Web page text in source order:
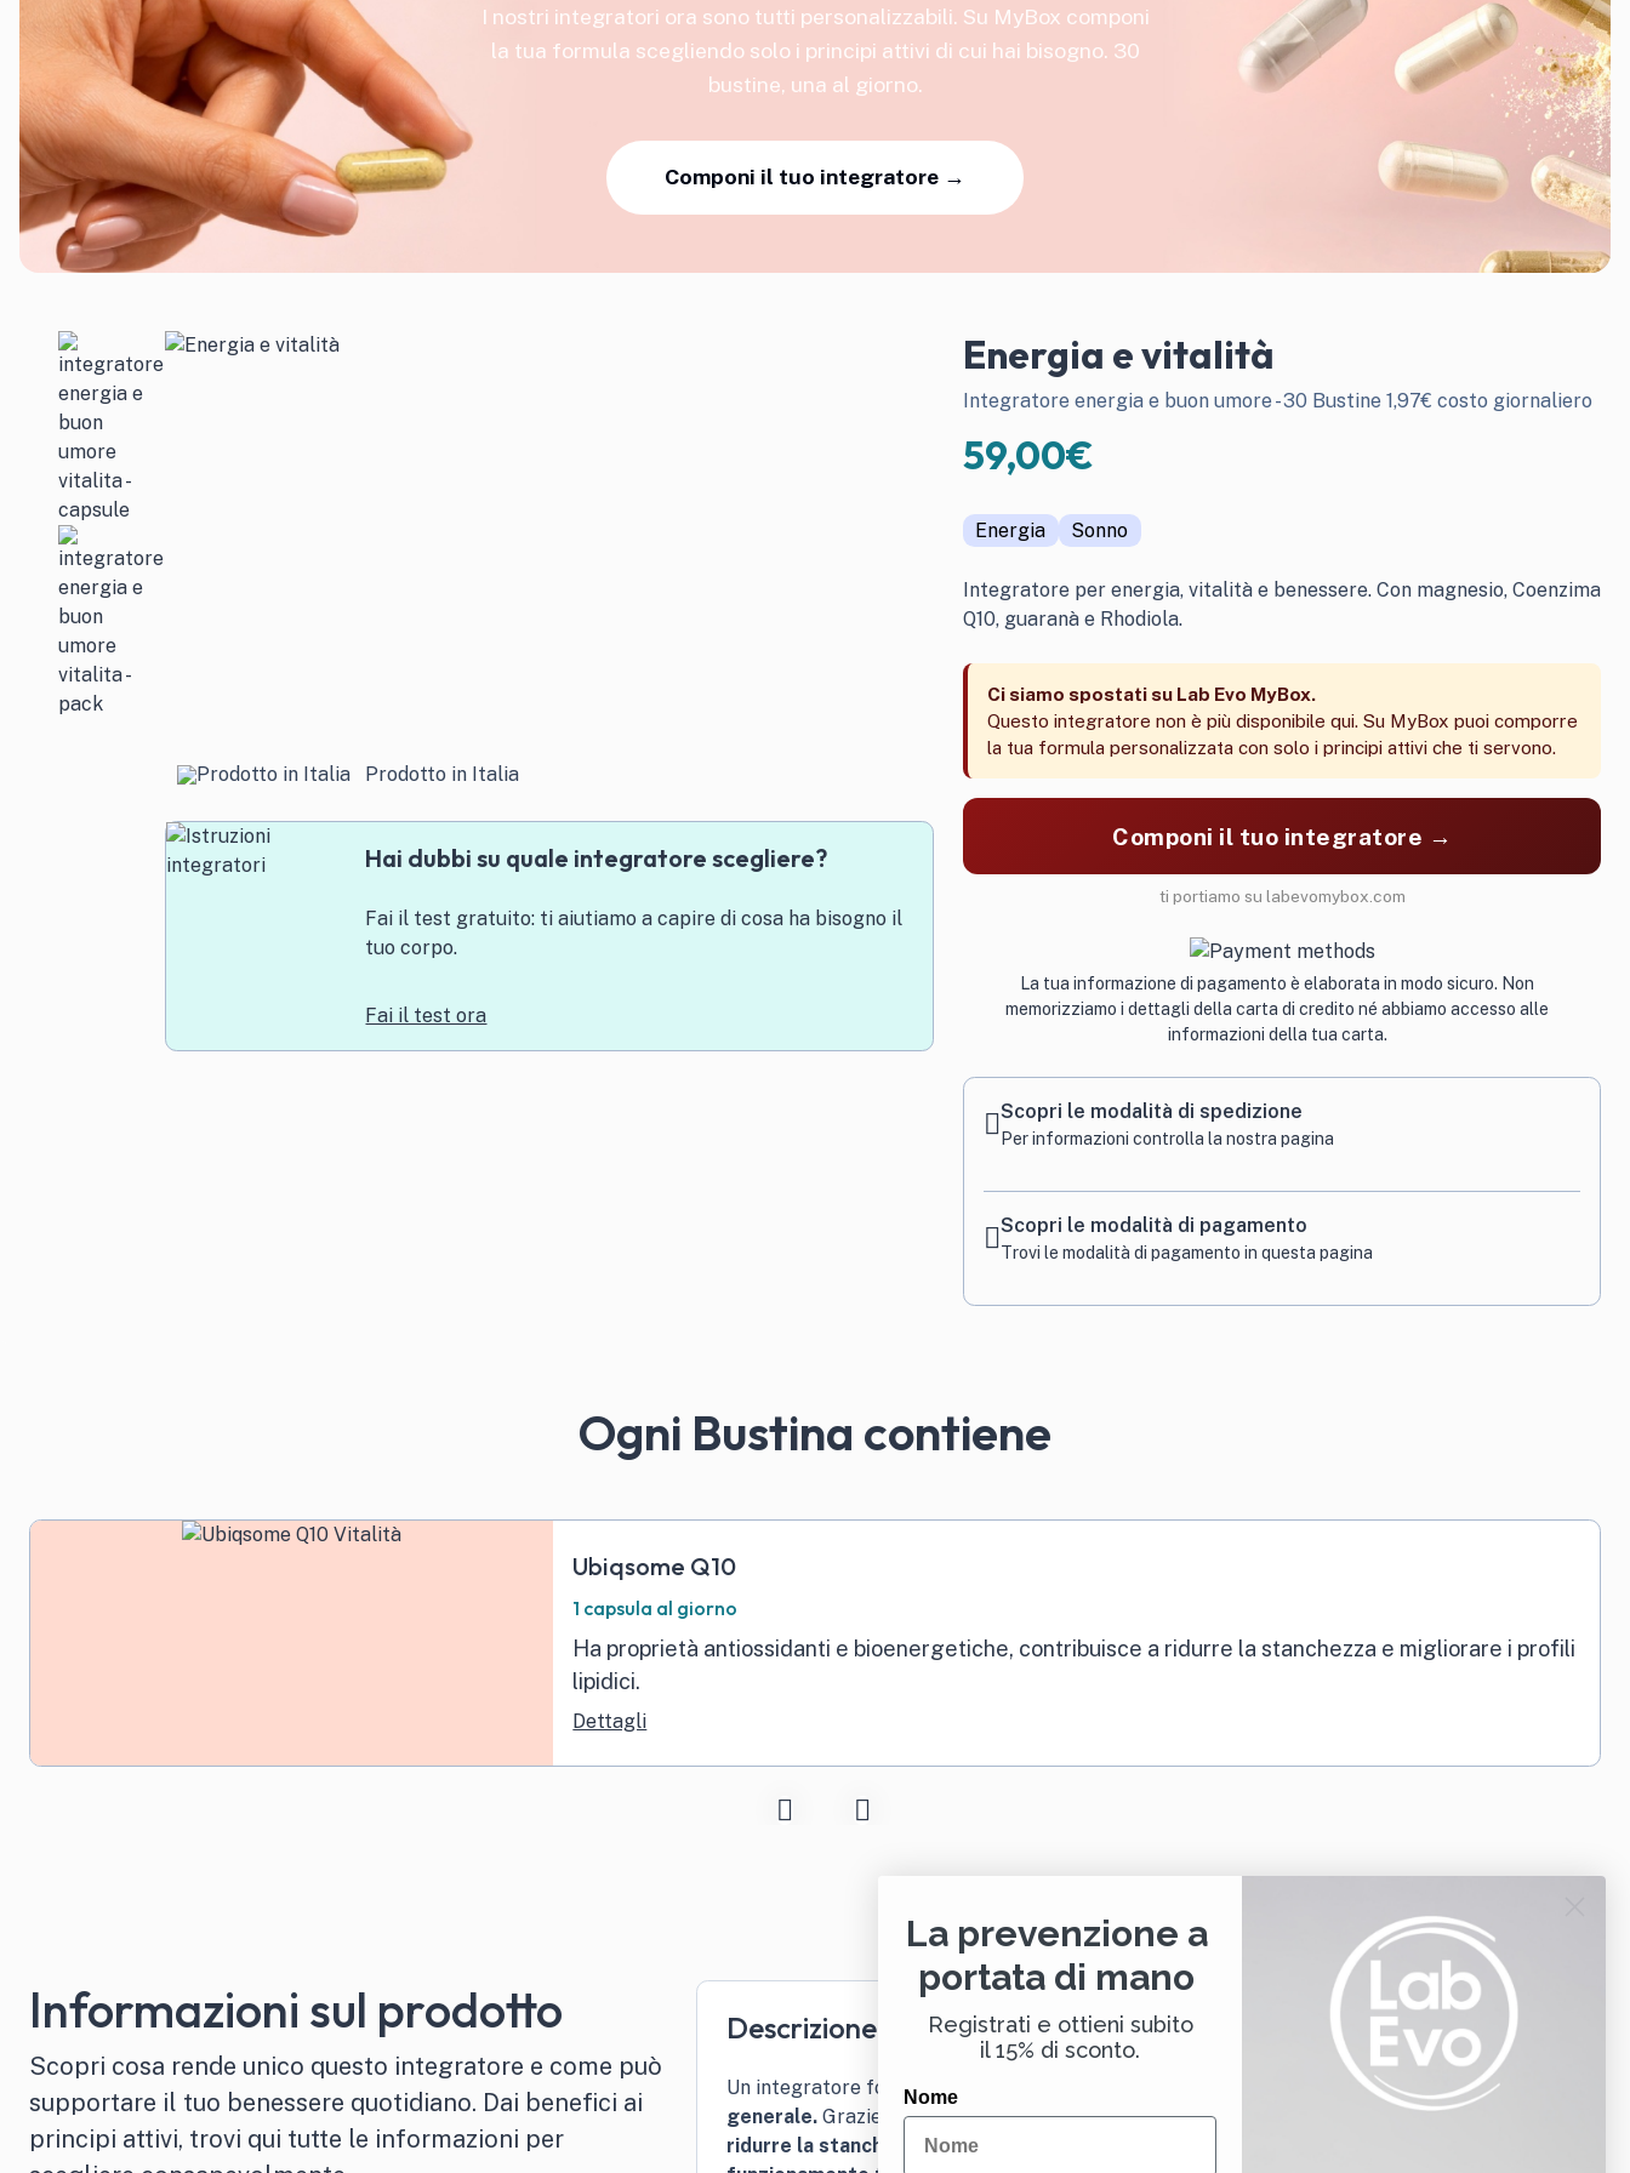
I nostri integratori ora sono tutti personalizzabili. Su MyBox componi
la tua formula scegliendo solo i principi attivi di cui hai bisogno. 30
bustine, una al giorno.
Componi il tuo integratore →
Prodotto in Italia
Hai dubbi su quale integratore scegliere?
Fai il test gratuito: ti aiutiamo a capire di cosa ha bisogno il
tuo corpo.
Fai il test ora
Energia e vitalità
Integratore energia e buon umore - 30 Bustine 1,97€ costo giornaliero
59,00€
Energia Sonno
Integratore per energia, vitalità e benessere. Con magnesio, Coenzima
Q10, guaranà e Rhodiola.
Ci siamo spostati su Lab Evo MyBox.
Questo integratore non è più disponibile qui. Su MyBox puoi comporre
la tua formula personalizzata con solo i principi attivi che ti servono.
Componi il tuo integratore →
ti portiamo su labevomybox.com
La tua informazione di pagamento è elaborata in modo sicuro. Non
memorizziamo i dettagli della carta di credito né abbiamo accesso alle
informazioni della tua carta.
Scopri le modalità di spedizione
Per informazioni controlla la nostra pagina
Scopri le modalità di pagamento
Trovi le modalità di pagamento in questa pagina
Ogni Bustina contiene
Ubiqsome Q10
1 capsula al giorno
Ha proprietà antiossidanti e bioenergetiche, contribuisce a ridurre la stanchezza e migliorare i profili
lipidici.
Dettagli
Informazioni sul prodotto
Scopri cosa rende unico questo integratore e come può
supportare il tuo benessere quotidiano. Dai benefici ai
principi attivi, trovi qui tutte le informazioni per
Descrizione
Un integratore formulato per chi desidera sostenere
energia, vitalità e benessere
generale. Grazie alla combinazione di magnesio, Coenzima Q10, guaranà e Rhodiola, aiuta a
ridurre la stanchezza,supporta la
La prevenzione a
portata di mano
Registrati e ottieni subito
il 15% di sconto.
Nome